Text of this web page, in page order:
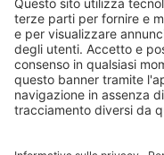
Viale E.
E-